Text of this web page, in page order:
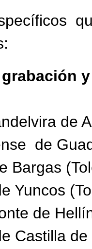
de
de
Bargas
Yuncos
de
Castilla